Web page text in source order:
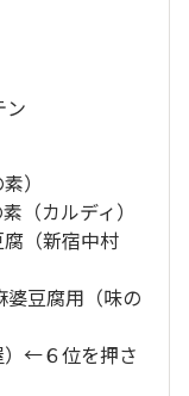
ン
）
（カルディ）
（新宿中村
豆腐用（味の
←６位を押さ